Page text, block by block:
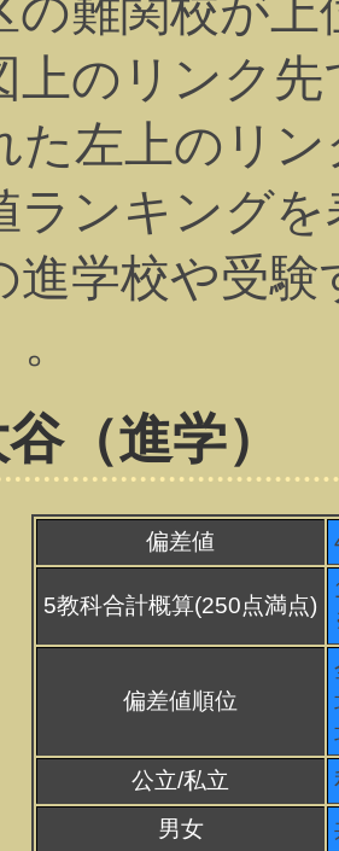
の難関校が
上のリンク
た左上のリ
ランキング
進学校や受
（進学）
偏差値
5教科合計概算(250点満点)
偏差値順位
公立/私立
男女